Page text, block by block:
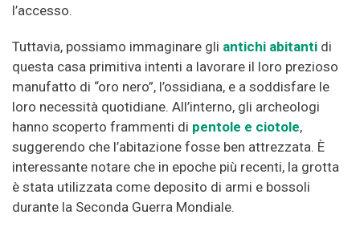
l’accesso.
Tuttavia, possiamo immaginare gli antichi abitanti di
questa casa primitiva intenti a lavorare il loro prezioso
manufatto di “oro nero”, l’ossidiana, e a soddisfare le
loro necessità quotidiane. All’interno, gli archeologi
hanno scoperto frammenti di pentole e ciotole,
suggerendo che l’abitazione fosse ben attrezzata. È
interessante notare che in epoche più recenti, la grotta
è stata utilizzata come deposito di armi e bossoli
durante la Seconda Guerra Mondiale.